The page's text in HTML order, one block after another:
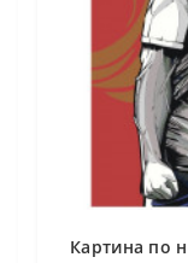
Картина по